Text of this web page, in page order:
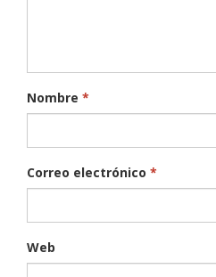
Nombre *
Correo electrónico *
Web